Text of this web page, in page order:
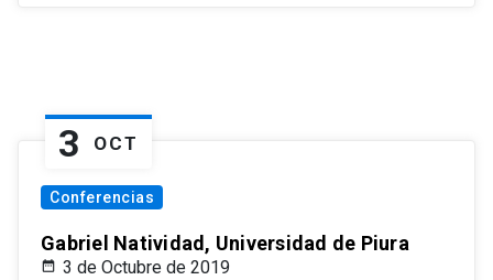
3 OCT
Conferencias
Gabriel Natividad, Universidad de Piura
3 de Octubre de 2019